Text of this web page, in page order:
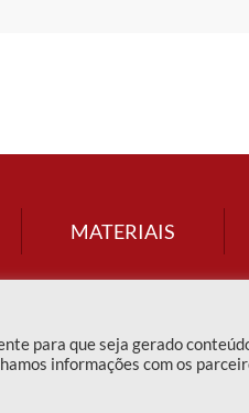
MATERIAIS
para que seja gerado
informações com os